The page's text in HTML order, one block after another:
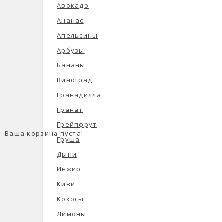
Ваша корзина пуста!
Авокадо
Ананас
Апельсины
Арбузы
Бананы
Виноград
Гранадилла
Гранат
Грейпфрут
Груша
Дыни
Инжир
Киви
Кокосы
Лимоны